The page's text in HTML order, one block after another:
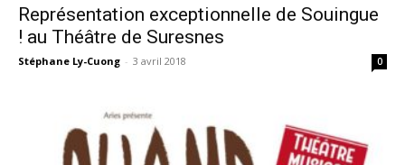
Représentation exceptionnelle de Souingue
! au Théâtre de Suresnes
Stéphane Ly-Cuong - 3 avril 2018 0